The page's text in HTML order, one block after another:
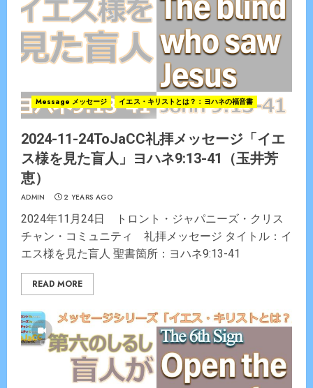
Message メッセージ イエス・キリストとは？：ヨハネの福音書
2024-11-24ToJaCC礼拝メッセージ「イエ
ス様を見た盲人」ヨハネ9:13-41（玉井芳
恵）
ADMIN 2 YEARS AGO
2024年11月24日 トロント・ジャパニーズ・クリス
チャン・コミュニティ 礼拝メッセージ タイトル：イ
エス様を見た盲人 聖書箇所：ヨハネ9:13-41
READ MORE